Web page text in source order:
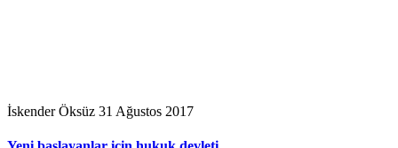
İskender Öksüz 31 Ağustos 2017